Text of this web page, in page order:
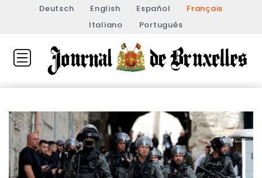
Deutsch English Español
Français
Italiano
Português